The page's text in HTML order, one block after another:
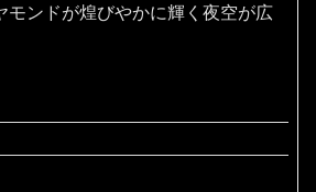
モンドが煌びやかに輝く夜空が広